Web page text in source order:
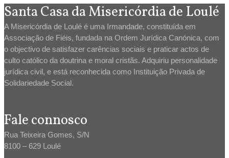
Santa Casa da Misericórdia de Loulé
A Misericórdia de Loulé é uma Irmandade, constituída em
Associação de Fiéis, fundada na Ordem Jurídica Canónica, com
o objectivo de satisfazer carências sociais e praticar actos de
culto católico da doutrina e moral cristãs. Adquiriu personalidade
jurídica civil, e está reconhecida como Instituição Privada de
Solidariedade Social.
Fale connosco
Rua Teixeira Gomes, S/N
8100 – 629 Loulé